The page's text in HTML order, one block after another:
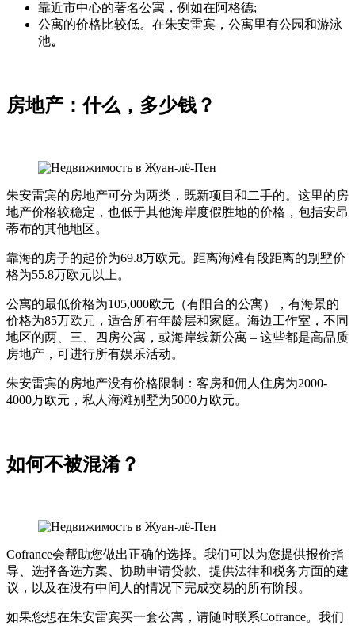
靠近市中心的著名公寓，例如在阿格德;
公寓的价格比较低。在朱安雷宾，公寓里有公园和游泳
池。
房地产：什么，多少钱？
朱安雷宾的房地产可分为两类，既新项目和二手的。这里的房
地产价格较稳定，也低于其他海岸度假胜地的价格，包括安昂
蒂布的其他地区。
靠海的房子的起价为69.8万欧元。距离海滩有段距离的别墅价
格为55.8万欧元以上。
公寓的最低价格为105,000欧元（有阳台的公寓），有海景的
价格为85万欧元，适合所有年龄层和家庭。海边工作室，不同
地区的两、三、四房公寓，或海岸线新公寓 – 这些都是高品质
房地产，可进行所有娱乐活动。
朱安雷宾的房地产没有价格限制：客房和佣人住房为2000-
4000万欧元，私人海滩别墅为5000万欧元。
如何不被混淆？
Cofrance会帮助您做出正确的选择。我们可以为您提供报价指
导、选择备选方案、协助申请贷款、提供法律和税务方面的建
议，以及在没有中间人的情况下完成交易的所有阶段。
如果您想在朱安雷宾买一套公寓，请随时联系Cofrance。我们